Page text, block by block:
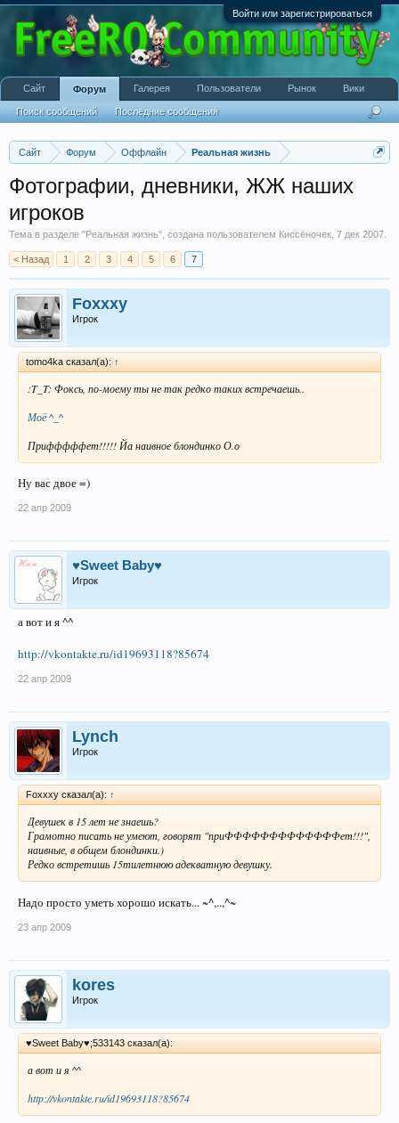
Войти или зарегистрироваться
Сайт Форум Оффлайн Реальная жизнь
Фотографии, дневники, ЖЖ наших
игроков
Тема в разделе "Реальная жизнь", создана пользователем Киссёночек 7 дек 2007
< Назад 1 2 3 4 5 6 7
Foxxxy
Игрок
tomo4ka сказал(а): ↑
:T_T: Фоксь, по-моему ты не так редко таких встречаешь..
Моё ^_^
Прифффффет!!!!! Йа наивное блондинко О.о
Ну вас двое =)
22 апр 2009
♥Sweet Baby♥
Игрок
а вот и я ^^
http://vkontakte.ru/id19693118?85674
22 апр 2009
Lynch
Игрок
Foxxxy сказал(а): ↑
Девушек в 15 лет не знаешь?
Грамотно писать не умеют, говорят "приФФФФФФФФФФФФФет!!!",
наивные, в общем блондинки.)
Редко встретишь 15тилетнюю адекватную девушку.
Надо просто уметь хорошо искать... ~^,..,^~
23 апр 2009
kores
Игрок
♥Sweet Baby♥;533143 сказал(а):
а вот и я ^^
http://vkontakte.ru/id19693118?85674
Сайт Форум
Поиск сообщений Последние сообщения
Галерея Пользователи Рынок Вики